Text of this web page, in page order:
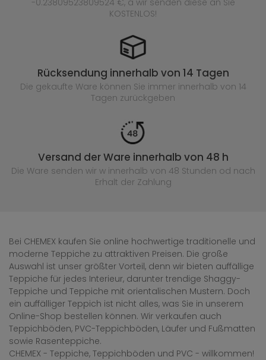
-0.23809523809524 €, a wir senden diese an Sie
KOSTENLOS!
Rücksendung innerhalb von 14 Tagen
Die gekaufte Ware können Sie immer innerhalb von 14
Tagen zurückgeben
Versand der Ware innerhalb von 48 h
Die Ware senden wir w innerhalb von 48 Stunden od nach
Erhalt der Zahlung
Bei CHEMEX kaufen Sie online hochwertige traditionelle und
moderne Teppiche zu attraktiven Preisen. Die große
Auswahl ist unser größter Vorteil, denn wir bieten auffällige
Teppiche für jedes Interieur, darunter trendige Shaggy-
Teppiche und Teppiche mit orientalischen Mustern. Doch
ein auffälliger Teppich ist nicht alles, was Sie in unserem
Online-Shop bestellen können. Wir verkaufen auch
Teppichböden, PVC-Teppichböden, Läufer und Fußmatten
sowie Rasenteppiche.
CHEMEX - Teppiche, Teppichböden und PVC - willkommen!